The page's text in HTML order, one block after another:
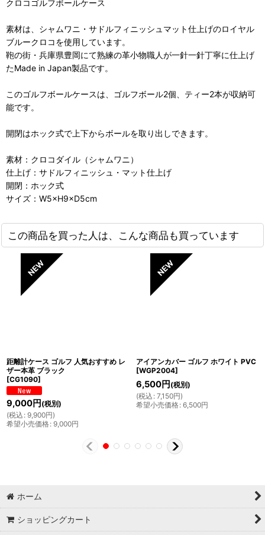
クロコゴルフボールケース
素材は、シャムワニ・サドルフィニッシュマット仕上げのロイヤル
ブルークロコを使用しています。
鞄の街・兵庫県豊岡にて熟練の革小物職人が一針一針丁寧に仕上げ
たMade in Japan製品です。
このゴルフボールケースは、ゴルフボール2個、ティー2本が収納可
能です。
開閉はホック式で上下からボールを取り出しできます。
素材：クロコダイル（シャムワニ）
仕上げ：サドルフィニッシュ・マット仕上げ
開閉：ホック式
サイズ：W5×H9×D5cm
この商品を買った人は、こんな商品も買っています
距離計ケース ゴルフ 人気おすすめ レ
ザー本革 ブラック
[CG1090]
9,000円 (税別)
(税込 : 9,900円)
希望小売価格: 9,000円
アイアンカバー ゴルフ ホワイト PVC
[WGP2004]
6,500円 (税別)
(税込 : 7,150円)
希望小売価格: 6,500円
ホーム
ショッピングカート